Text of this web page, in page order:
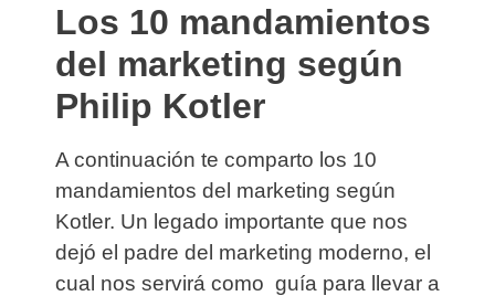
Los 10 mandamientos
del marketing según
Philip Kotler
A continuación te comparto los 10
mandamientos del marketing según
Kotler. Un legado importante que nos
dejó el padre del marketing moderno, el
cual nos servirá como guía para llevar a